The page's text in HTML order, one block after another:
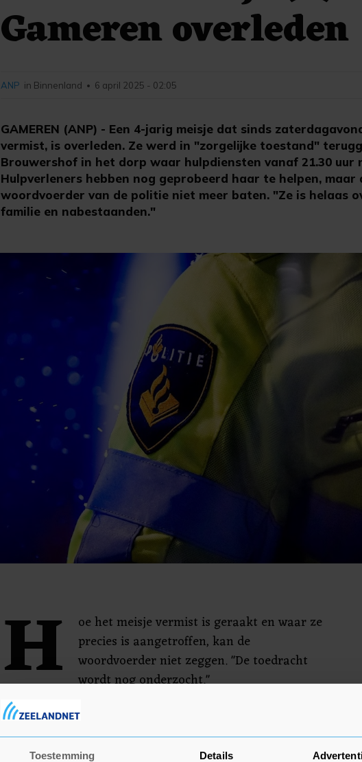
Toestemming Details
Gameren overleden
GAMEREN (ANP) - Een 4-jarig meisje dat sinds
vermist, is overleden. Ze werd in "zorgelijke toestand"
Brouwershof in het dorp waar hulpdiensten vanaf 21.30 uur
Hulpverleners hebben nog geprobeerd haar te helpen, maar
woordvoerder van de politie niet meer baten. "Ze is helaas
familie en nabestaanden."
ANP in Binnenland • 6 april 2025 - 02:05
H
oe het meisje vermist is geraakt en waar ze
precies is aangetroffen, kan de
woordvoerder niet zeggen. "De toedracht
wordt nog onderzocht."
Het Brabants Dagblad meldt dat het meisje rond 23.30
uur in het water zou zijn gevonden.